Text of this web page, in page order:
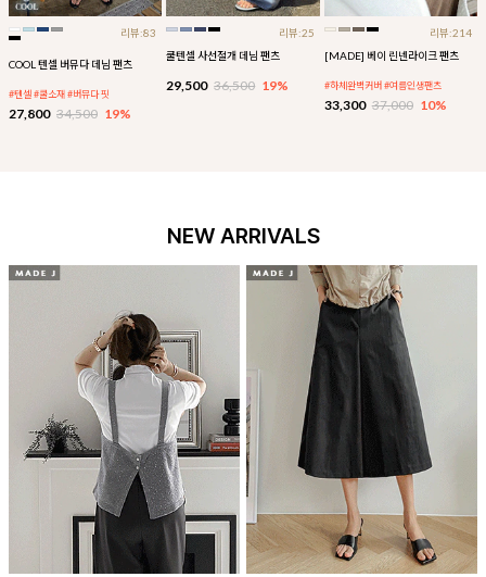
리뷰:83
COOL 텐셀 버뮤다 데님 팬츠
#텐셀 #쿨소재 #버뮤다 핏
27,800 34,500 19%
리뷰:25
쿨텐셀 사선절개 데님 팬츠
29,500 36,500 19%
리뷰:214
[MADE] 베이 린넨라이크 팬츠
#하체완벽커버 #여름인생팬츠
33,300 37,000 10%
NEW ARRIVALS